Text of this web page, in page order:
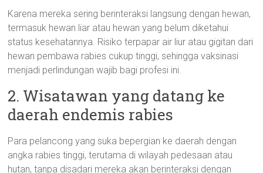
Karena mereka sering berinteraksi langsung dengan hewan,
termasuk hewan liar atau hewan yang belum diketahui
status kesehatannya. Risiko terpapar air liur atau gigitan dari
hewan pembawa rabies cukup tinggi, sehingga vaksinasi
menjadi perlindungan wajib bagi profesi ini.
2. Wisatawan yang datang ke
daerah endemis rabies
Para pelancong yang suka bepergian ke daerah dengan
angka rabies tinggi, terutama di wilayah pedesaan atau
hutan, tanpa disadari mereka akan berinteraksi dengan